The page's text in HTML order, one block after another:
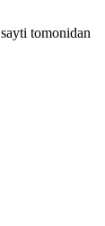
sayti tomonidan